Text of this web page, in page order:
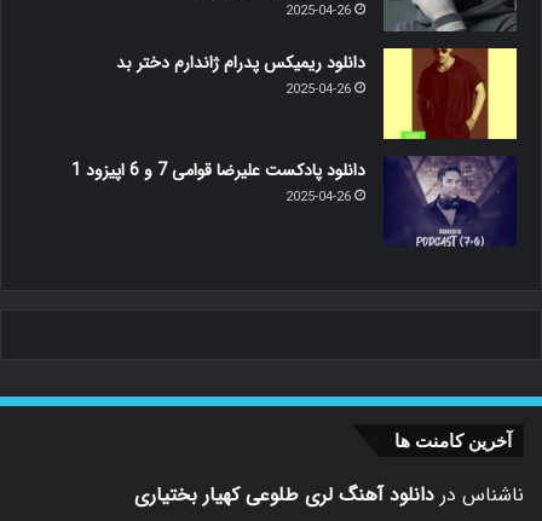
2025-04-26
دانلود ریمیکس پدرام ژاندارم دختر بد
2025-04-26
دانلود پادکست علیرضا قوامی 7 و 6 اپیزود 1
2025-04-26
آخرین کامنت ها
ناشناس در دانلود آهنگ لری طلوعی کهیار بختیاری